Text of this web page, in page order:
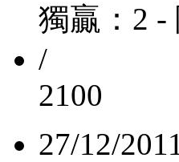
獨贏：2 -
/
2100
27/12/